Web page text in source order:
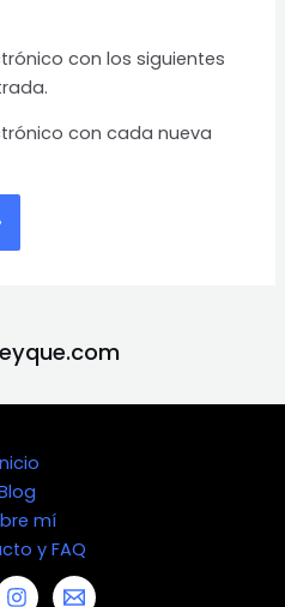
con los siguientes
con cada nueva
mí
y FAQ